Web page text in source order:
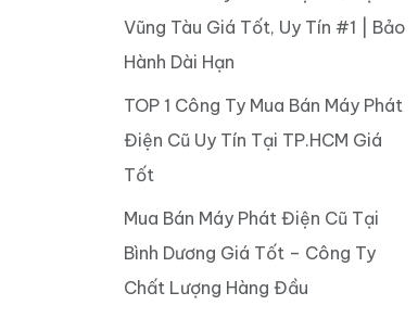
Vũng Tàu Giá Tốt, Uy Tín #1 | Bảo
Hành Dài Hạn
TOP 1 Công Ty Mua Bán Máy Phát
Điện Cũ Uy Tín Tại TP.HCM Giá
Tốt
Mua Bán Máy Phát Điện Cũ Tại
Bình Dương Giá Tốt – Công Ty
Chất Lượng Hàng Đầu